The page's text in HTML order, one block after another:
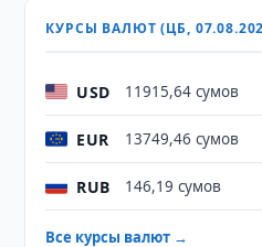
КУРСЫ ВАЛЮТ (ЦБ,
USD 11915,64 сумов
EUR 13749,46 сумов
RUB 146,19 сумов
Все курсы валют →